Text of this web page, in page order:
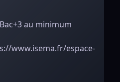
au minimum
www.isema.fr/espace-